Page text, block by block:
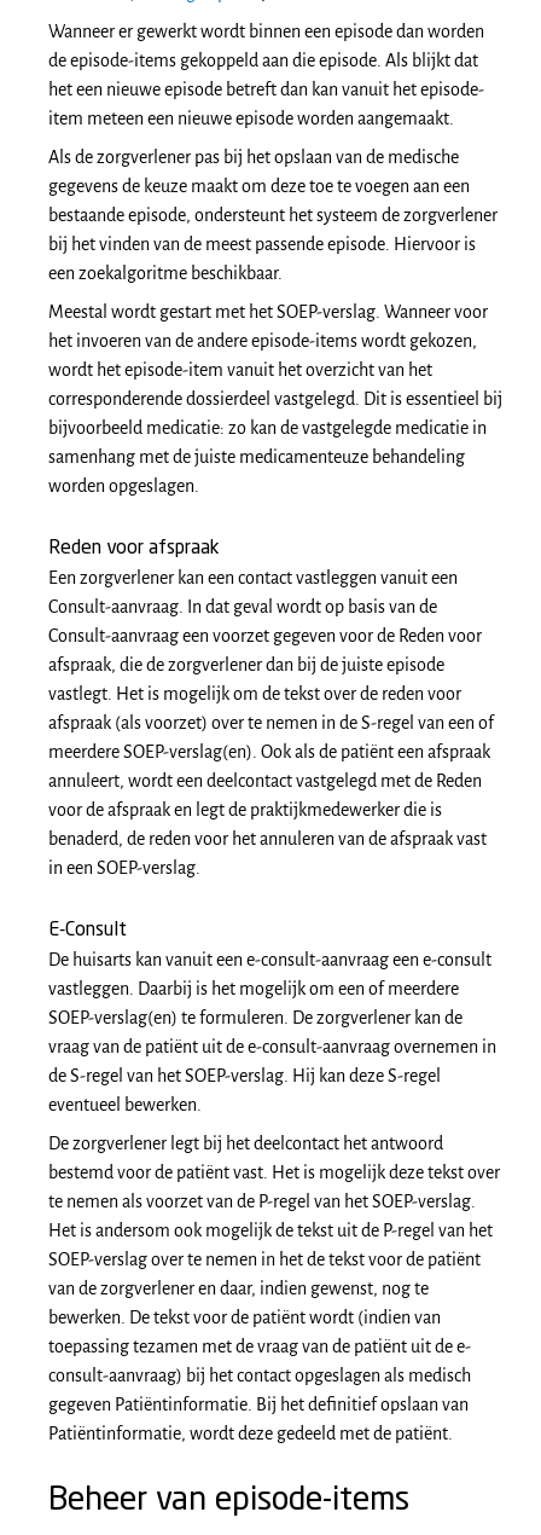
Wanneer er gewerkt wordt binnen een episode dan worden
de episode-items gekoppeld aan die episode. Als blijkt dat
het een nieuwe episode betreft dan kan vanuit het episode-
item meteen een nieuwe episode worden aangemaakt.
Als de zorgverlener pas bij het opslaan van de medische
gegevens de keuze maakt om deze toe te voegen aan een
bestaande episode, ondersteunt het systeem de zorgverlener
bij het vinden van de meest passende episode. Hiervoor is
een zoekalgoritme beschikbaar.
Meestal wordt gestart met het SOEP-verslag. Wanneer voor
het invoeren van de andere episode-items wordt gekozen,
wordt het episode-item vanuit het overzicht van het
corresponderende dossierdeel vastgelegd. Dit is essentieel bij
bijvoorbeeld medicatie: zo kan de vastgelegde medicatie in
samenhang met de juiste medicamenteuze behandeling
worden opgeslagen.
Reden voor afspraak
Een zorgverlener kan een contact vastleggen vanuit een
Consult-aanvraag. In dat geval wordt op basis van de
Consult-aanvraag een voorzet gegeven voor de Reden voor
afspraak, die de zorgverlener dan bij de juiste episode
vastlegt. Het is mogelijk om de tekst over de reden voor
afspraak (als voorzet) over te nemen in de S-regel van een of
meerdere SOEP-verslag(en). Ook als de patiënt een afspraak
annuleert, wordt een deelcontact vastgelegd met de Reden
voor de afspraak en legt de praktijkmedewerker die is
benaderd, de reden voor het annuleren van de afspraak vast
in een SOEP-verslag.
E-Consult
De huisarts kan vanuit een e-consult-aanvraag een e-consult
vastleggen. Daarbij is het mogelijk om een of meerdere
SOEP-verslag(en) te formuleren. De zorgverlener kan de
vraag van de patiënt uit de e-consult-aanvraag overnemen in
de S-regel van het SOEP-verslag. Hij kan deze S-regel
eventueel bewerken.
De zorgverlener legt bij het deelcontact het antwoord
bestemd voor de patiënt vast. Het is mogelijk deze tekst over
te nemen als voorzet van de P-regel van het SOEP-verslag.
Het is andersom ook mogelijk de tekst uit de P-regel van het
SOEP-verslag over te nemen in het de tekst voor de patiënt
van de zorgverlener en daar, indien gewenst, nog te
bewerken. De tekst voor de patiënt wordt (indien van
toepassing tezamen met de vraag van de patiënt uit de e-
consult-aanvraag) bij het contact opgeslagen als medisch
gegeven Patiëntinformatie. Bij het definitief opslaan van
Patiëntinformatie, wordt deze gedeeld met de patiënt.
Beheer van episode-items